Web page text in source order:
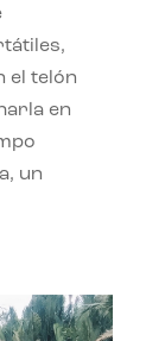
el telón
en
un